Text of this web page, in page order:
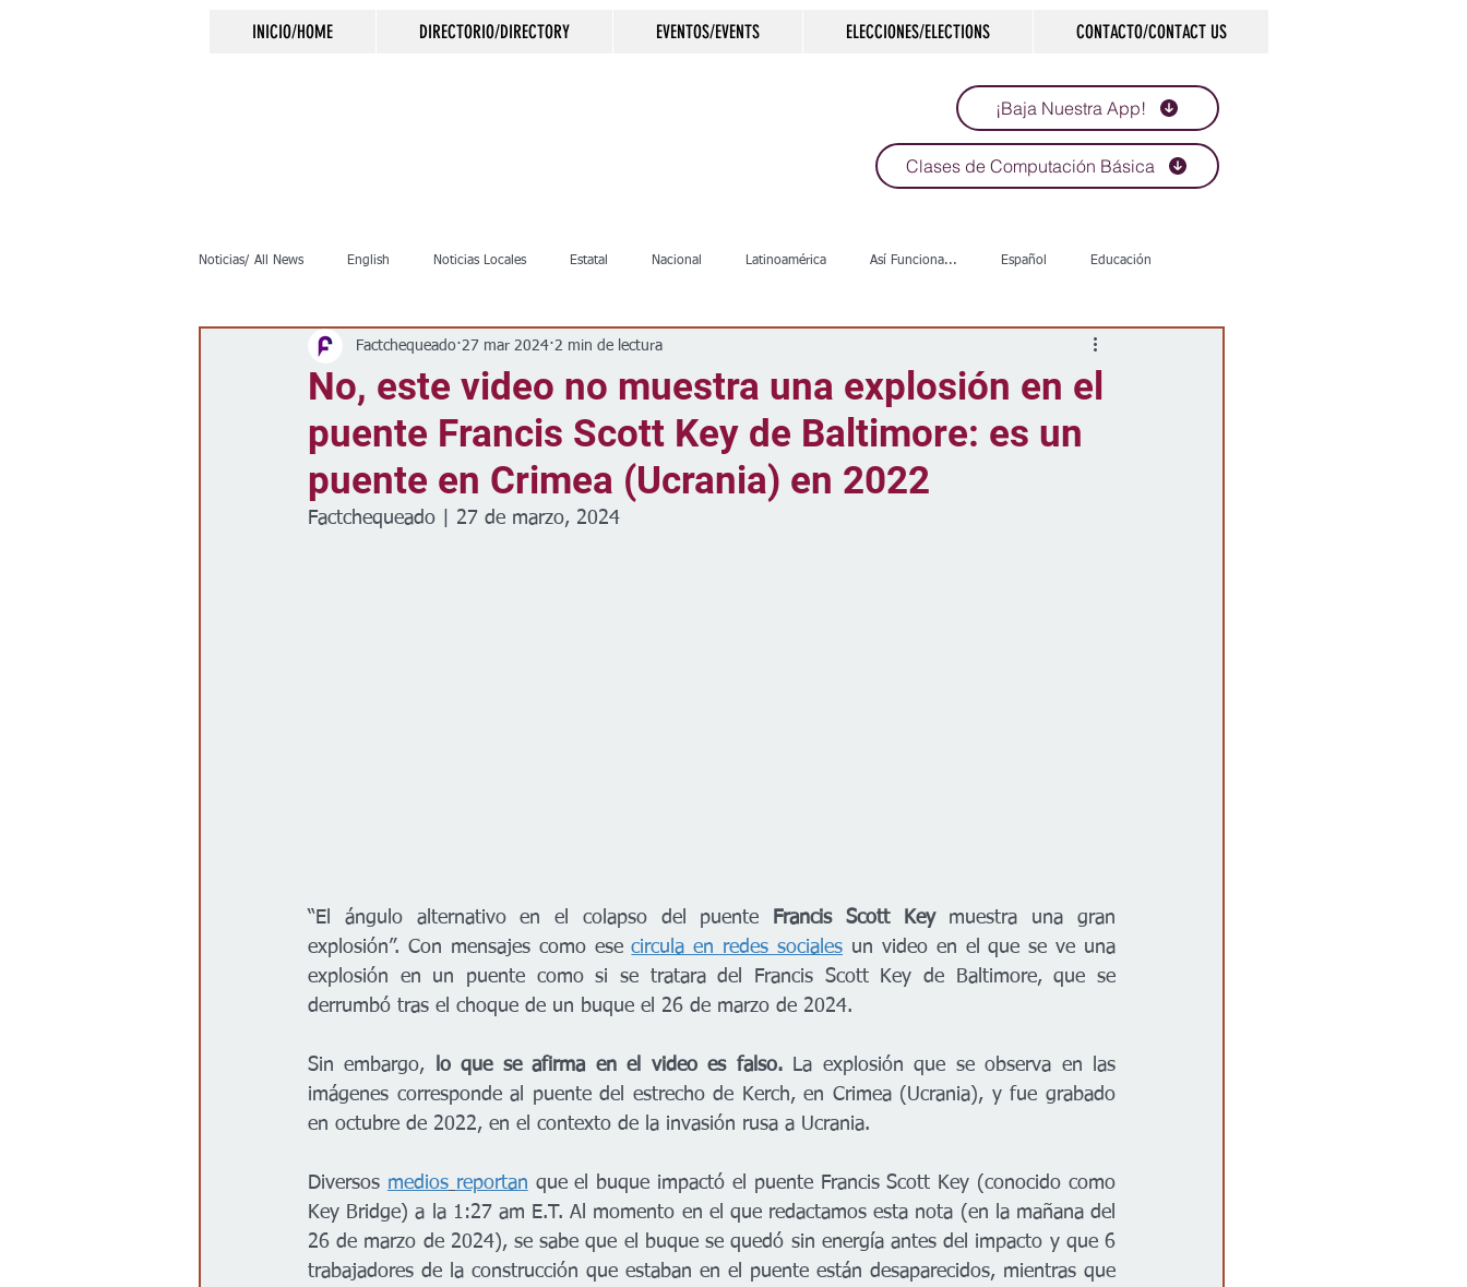
INICIO/HOME DIRECTORIO/DIRECTORY EVENTOS/EVENTS ELECCIONES/ELECTIONS CONTACTO/CONTACT US
¡Baja Nuestra App!
Clases de Computación Básica
Noticias/ All News English Noticias Locales Estatal Nacional Latinoamérica Así Funciona... Español Educación
Crimen Negocios Salud Arte & Cultura
Clima Vivienda Escuelas Calles Desamparados Carreteras Comunidad Historias que inspiran
Espectáculos
No, este video no muestra una explosión en el
puente Francis Scott Key de Baltimore: es un
puente en Crimea (Ucrania) en 2022
Factchequeado 27 mar 2024 2 min de lectura
Factchequeado | 27 de marzo, 2024
“El ángulo alternativo en el colapso del puente Francis Scott Key muestra una gran
explosión”. Con mensajes como ese circula en redes sociales un video en el que se ve una
explosión en un puente como si se tratara del Francis Scott Key de Baltimore, que se
derrumbó tras el choque de un buque el 26 de marzo de 2024.
Sin embargo, lo que se afirma en el video es falso.
La explosión que se observa en las
imágenes corresponde al puente del estrecho de Kerch, en Crimea (Ucrania), y fue grabado
en octubre de 2022, en el contexto de la invasión rusa a Ucrania.
Diversos medios reportan que el buque impactó el puente Francis Scott Key (conocido como
Key Bridge) a la 1:27 am E.T. Al momento en el que redactamos esta nota (en la mañana del
26 de marzo de 2024), se sabe que el buque se quedó sin energía antes del impacto y que 6
trabajadores de la construcción que estaban en el puente están desaparecidos, mientras que